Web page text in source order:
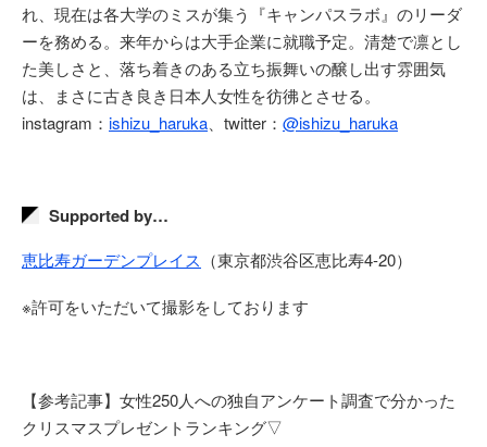
れ、現在は各大学のミスが集う『キャンパスラボ』のリーダ
ーを務める。来年からは大手企業に就職予定。清楚で凛とし
た美しさと、落ち着きのある立ち振舞いの醸し出す雰囲気
は、まさに古き良き日本人女性を彷彿とさせる。
instagram： ishizu_haruka 、twitter： @ishizu_haruka
Supported by…
恵比寿ガーデンプレイス （東京都渋谷区恵比寿4-20）
※許可をいただいて撮影をしております
【参考記事】女性250人への独自アンケート調査で分かった
クリスマスプレゼントランキング▽